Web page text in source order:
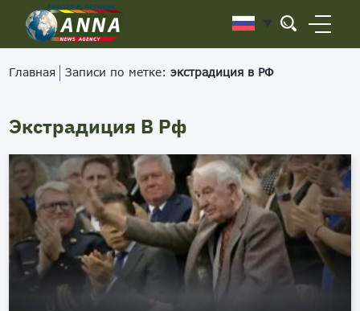
Главная Записи по метке:экстрадиция в РФ
Экстрадиция В Рф